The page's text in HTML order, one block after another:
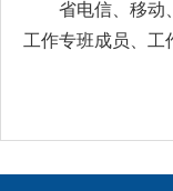
省电信、移动
工作专班成员、工